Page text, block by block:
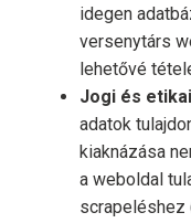
idegen
versenytárs
lehetővé
Jogi és
adatok
kiaknázása
a weboldal
scrapeléshez